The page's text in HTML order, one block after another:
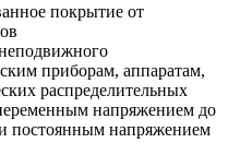
покрытие от
приборам, аппаратам,
распределительных
напряжением до
постоянным напряжением